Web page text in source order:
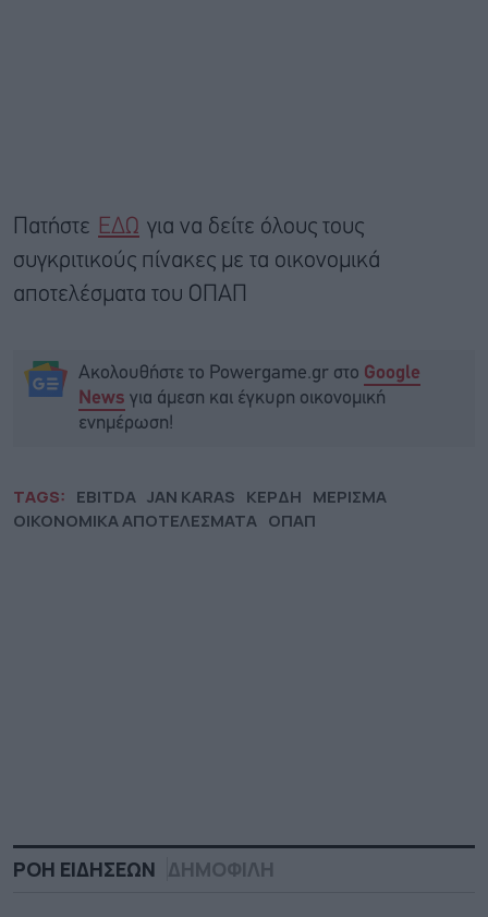
Πατήστε ΕΔΩ για να δείτε όλους τους
συγκριτικούς πίνακες με τα οικονομικά
αποτελέσματα του ΟΠΑΠ
Ακολουθήστε το Powergame.gr στο Google
News για άμεση και έγκυρη οικονομική
ενημέρωση!
TAGS: EBITDA JAN KARAS ΚΕΡΔΗ ΜΕΡΙΣΜΑ
ΟΙΚΟΝΟΜΙΚΑ ΑΠΟΤΕΛΕΣΜΑΤΑ ΟΠΑΠ
ΡΟΗ ΕΙΔΗΣΕΩΝ ΔΗΜΟΦΙΛΗ